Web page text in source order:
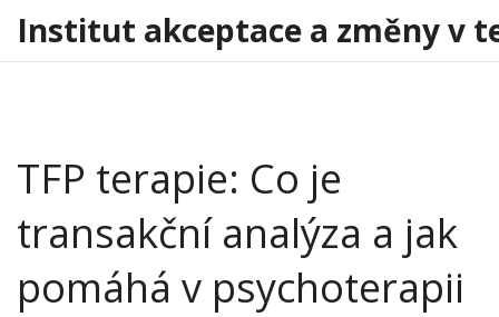
Institut akceptace a změny v
TFP terapie: Co je
transakční analýza a jak
pomáhá v psychoterapii